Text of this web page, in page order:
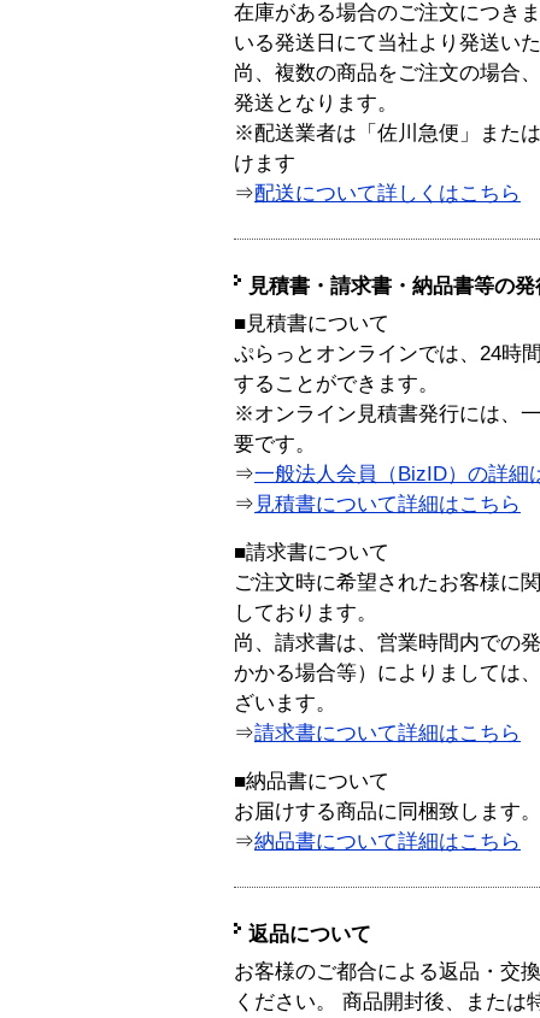
在庫がある場合のご注文につき
いる発送日にて当社より発送い
尚、複数の商品をご注文の場合
発送となります。
※配送業者は「佐川急便」また
けます
⇒配送について詳しくはこちら
見積書・請求書・納品書等の
■見積書について
ぷらっとオンラインでは、24時
することができます。
※オンライン見積書発行には、
要です。
⇒一般法人会員（BizID）の詳細
⇒ 見積書について詳細はこちら
■請求書について
ご注文時に希望されたお客様に
しております。
尚、請求書は、営業時間内での
かかる場合等）によりましては
ざいます。
⇒請求書について詳細はこちら
■納品書について
お届けする商品に同梱致します。
⇒納品書について詳細はこちら
返品について
お客様のご都合による返品・交
ください。 商品開封後、または